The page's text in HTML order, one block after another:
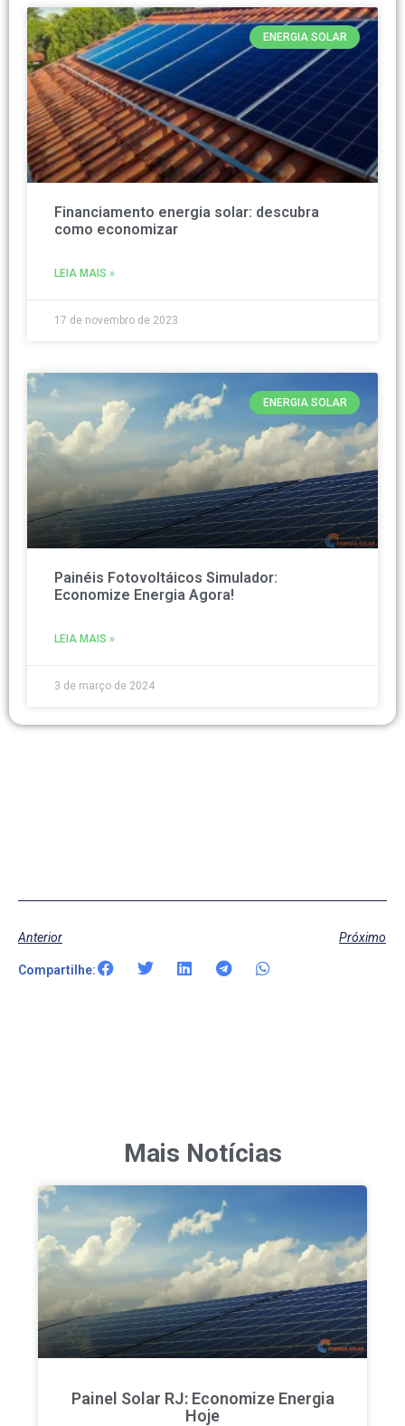
ENERGIA SOLAR
Financiamento energia solar: descubra
como economizar
LEIA MAIS »
17 de novembro de 2023
ENERGIA SOLAR
Painéis Fotovoltáicos Simulador:
Economize Energia Agora!
LEIA MAIS »
3 de março de 2024
Anterior Próximo
Compartilhe:
Mais Notícias
Painel Solar RJ: Economize Energia
Hoje